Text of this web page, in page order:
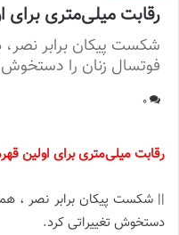
رقابت میلی‌متری برای
شکست پیکان برابر
فوتسال زنان را دستخوش
0
رقابت میلی‌متری برای اولین
|| شکست پیکان برابر نصر ،
دستخوش تغییراتی کرد.